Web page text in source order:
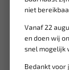
niet
Vanaf 22
en doen wij
snel mogelijk
Bedankt voor